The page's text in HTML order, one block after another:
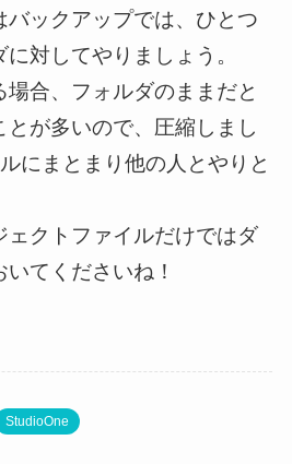
バックアップでは、ひとつ
に対してやりましょう。
合、フォルダのままだと
が多いので、圧縮しまし
にまとまり他の人とやりと
ェクトファイルだけではダ
てくださいね！
StudioOne